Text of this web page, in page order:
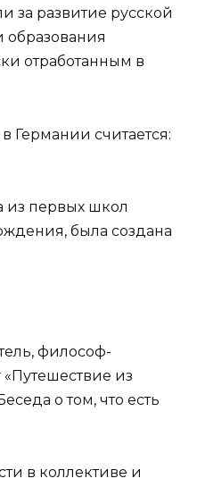
за развитие русской
образования
отработанным в
Германии считается:
из первых школ
была создана
философ-
«Путешествие из
о том, что есть
в коллективе и